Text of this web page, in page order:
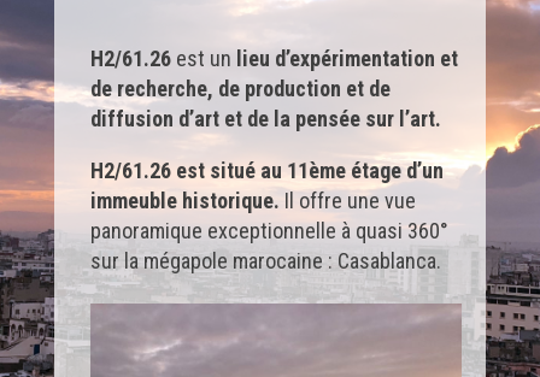
H2/61.26 est un lieu d’expérimentation et
de recherche, de production et de
diffusion d’art et de la pensée sur l’art.
H2/61.26 est situé au 11ème étage d’un
immeuble historique. Il offre une vue
panoramique exceptionnelle à quasi 360°
sur la mégapole marocaine : Casablanca.